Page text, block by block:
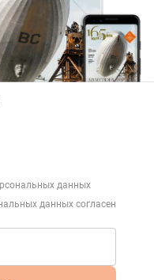
данных
данных согласен